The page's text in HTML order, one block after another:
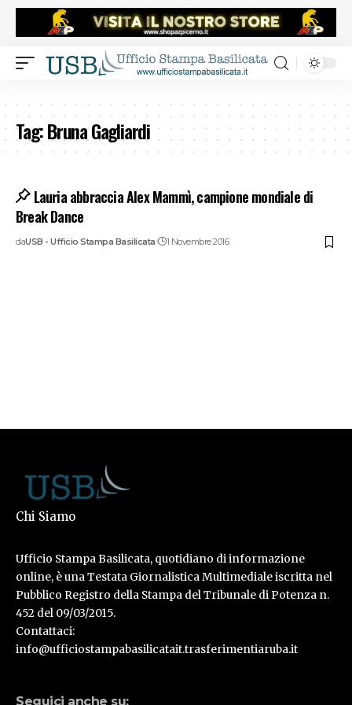
Tag:Bruna Gagliardi
Lauria abbraccia Alex Mammì, campione mondiale di
Break Dance
daUSB - Ufficio Stampa Basilicata 1 Novembre 2016
Chi Siamo
Ufficio Stampa Basilicata, quotidiano di informazione
online, è una Testata Giornalistica Multimediale iscritta nel
Pubblico Registro della Stampa del Tribunale di Potenza n.
452 del 09/03/2015.
Contattaci:
info@ufficiostampabasilicatait.trasferimentiaruba.it
Seguici anche su: